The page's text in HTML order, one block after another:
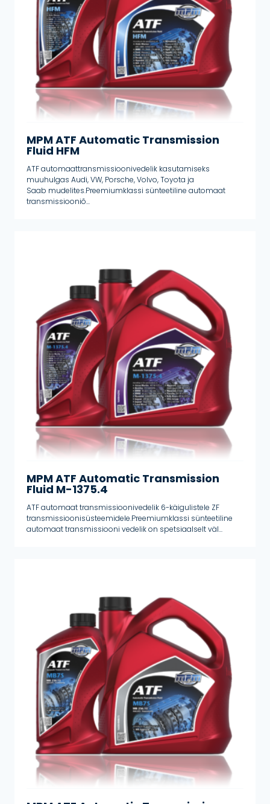
MPM ATF Automatic Transmission
Fluid HFM
ATF automaattransmissioonivedelik kasutamiseks
muuhulgas Audi, VW, Porsche, Volvo, Toyota ja
Saab mudelites.Preemiumklassi sünteetiline automaat
transmissiooniõ...
MPM ATF Automatic Transmission
Fluid M-1375.4
ATF automaat transmissioonivedelik 6-käigulistele ZF
transmissioonisüsteemidele.Preemiumklassi sünteetiline
automaat transmissiooni vedelik on spetsiaalselt väl...